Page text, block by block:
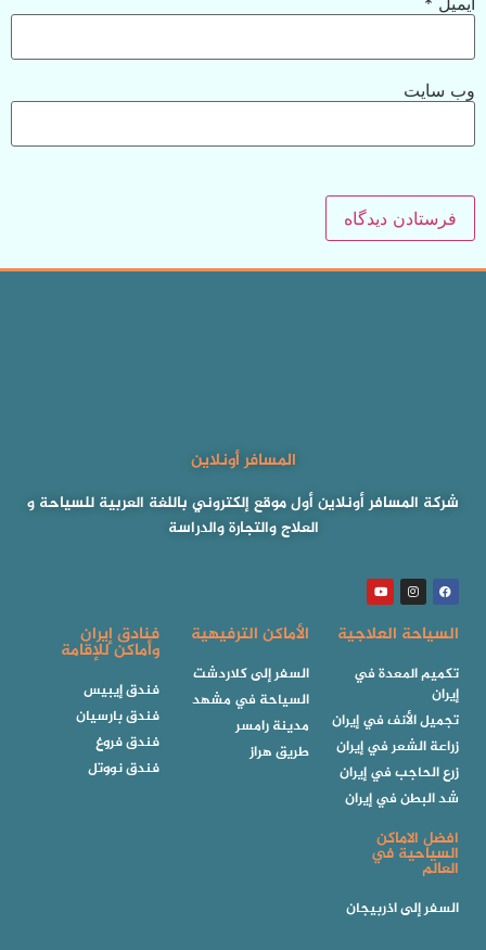
وب‌ سایت
المسافر أونلاين
شركة المسافر أونلاين أول موقع إلكتروني باللغة العربية للسياحة و
العلاج والتجارة والدراسة
السياحة العلاجية
تكميم المعدة في
إيران
تجميل الأنف في إيران
زراعة الشعر في إيران
زرع الحاجب في إيران
شد البطن في إيران
الأماكن الترفيهية
السفر إلى كلاردشت
السياحة في مشهد
مدينة رامسر
طريق هراز
فنادق إيران
وأماكن للإقامة
فندق إيبيس
فندق بارسيان
فندق فروغ
فندق نووتل
افضل الاماكن
السياحية في
العالم
السفر إلى اذربيجان